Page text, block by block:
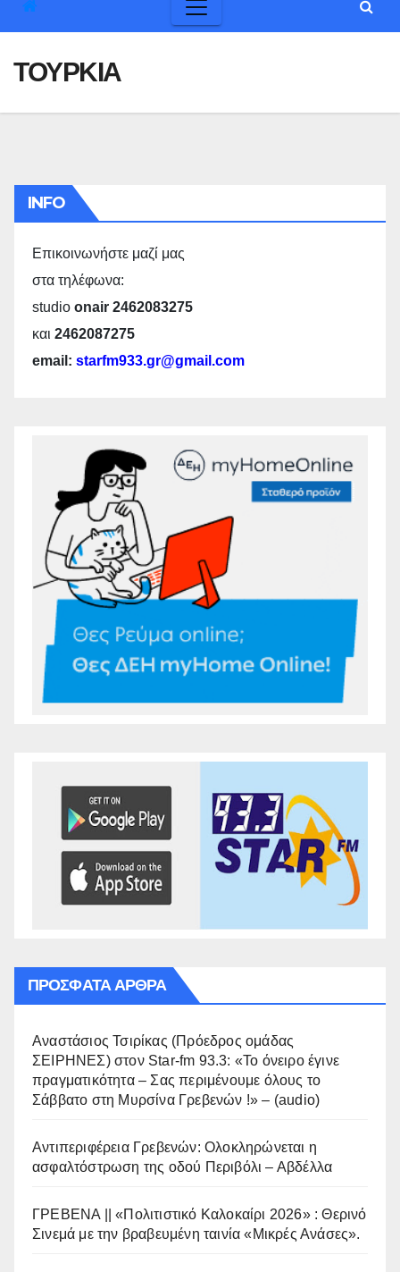
ΤΟΥΡΚΙΑ
INFO
Επικοινωνήστε μαζί μας
στα τηλέφωνα:
studio onair 2462083275
και 2462087275
email: starfm933.gr@gmail.com
ΠΡΌΣΦΑΤΑ ΆΡΘΡΑ
Αναστάσιος Τσιρίκας (Πρόεδρος ομάδας
ΣΕΙΡΗΝΕΣ) στον Star-fm 93.3: «Το όνειρο έγινε
πραγματικότητα – Σας περιμένουμε όλους το
Σάββατο στη Μυρσίνα Γρεβενών !» – (audio)
Αντιπεριφέρεια Γρεβενών: Ολοκληρώνεται η
ασφαλτόστρωση της οδού Περιβόλι – Αβδέλλα
ΓΡΕΒΕΝΑ || «Πολιτιστικό Καλοκαίρι 2026» : Θερινό
Σινεμά με την βραβευμένη ταινία «Μικρές Ανάσες».